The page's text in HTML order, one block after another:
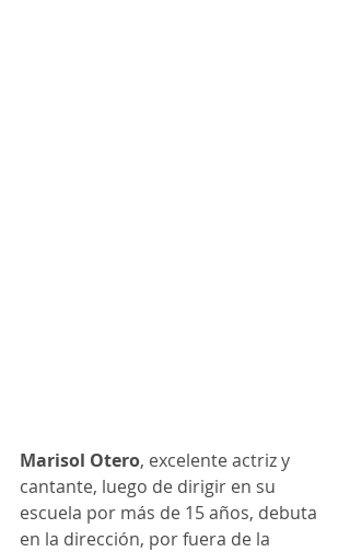
Marisol Otero, excelente actriz y
cantante, luego de dirigir en su
escuela por más de 15 años, debuta
en la dirección, por fuera de la